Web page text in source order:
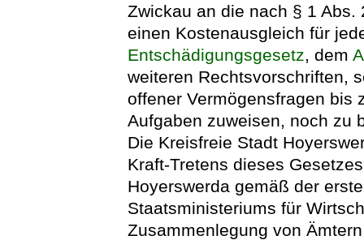
Zwickau an die nach § 1
einen Kostenausgleich für
Entschädigungsgesetz , dem
weiteren Rechtsvorschriften,
offener Vermögensfragen bis
Aufgaben zuweisen, noch zu
Die Kreisfreie Stadt
Kraft-Tretens dieses
Hoyerswerda gemäß der
Staatsministeriums für
Zusammenlegung von